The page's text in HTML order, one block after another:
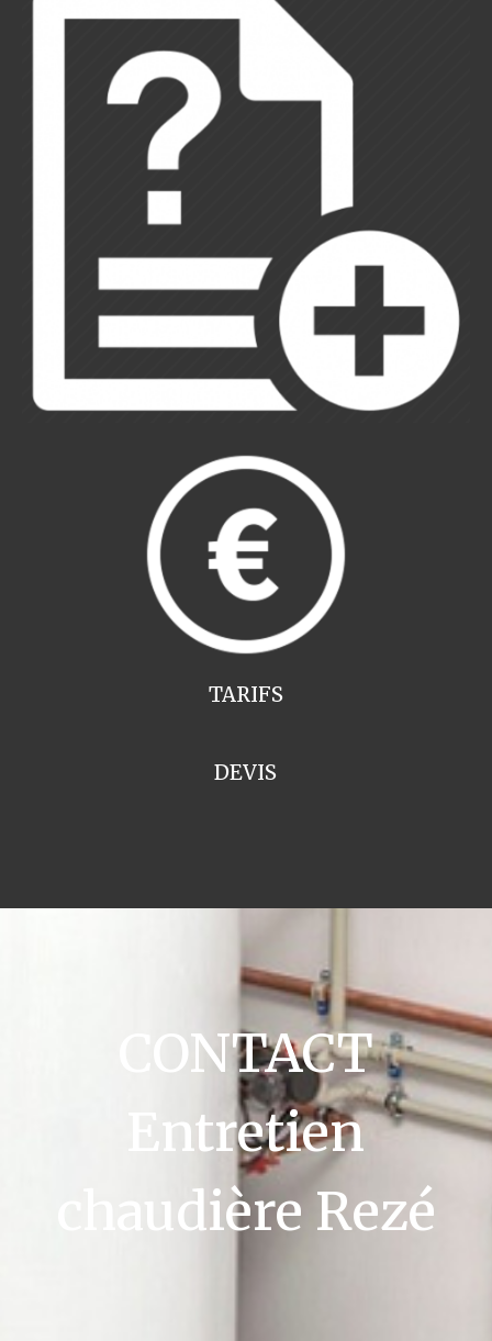
TARIFS
DEVIS
CONTACT
Entretien
chaudière Rezé